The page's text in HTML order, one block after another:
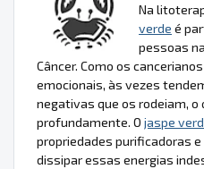
Na
verde é
pessoas
Câncer. Como os
emocionais, às vezes
negativas que os rodeiam,
profundamente. O jaspe
propriedades purificadoras
dissipar essas energias